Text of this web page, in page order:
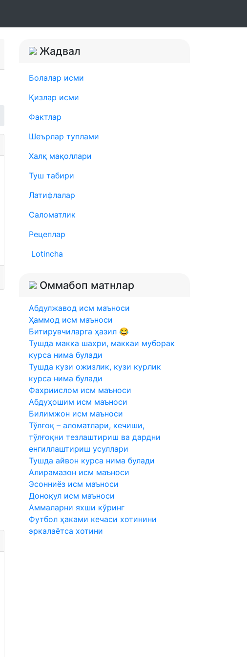
Жадвал
Болалар исми
Қизлар исми
Фактлар
Шеърлар туплами
Халқ мақоллари
Туш табири
Латифлалар
Саломатлик
Рецеплар
Lotincha
Оммабоп матнлар
Абдулжавод исм маъноси
Ҳаммод исм маъноси
Битирувчиларга ҳазил 😂
Тушда макка шахри, маккаи муборак
курса нима булади
Тушда кузи ожизлик, кузи курлик
курса нима булади
Фахриислом исм маъноси
Абдуҳошим исм маъноси
Билимжон исм маъноси
Тўлғоқ – аломатлари, кечиши,
тўлғоқни тезлаштириш ва дардни
енгиллаштириш усуллари
Тушда айвон курса нима булади
Алирамазон исм маъноси
Эсонниёз исм маъноси
Доноқул исм маъноси
Аммаларни яхши кўринг
Футбол ҳаками кечаси хотинини
эркалаётса хотини